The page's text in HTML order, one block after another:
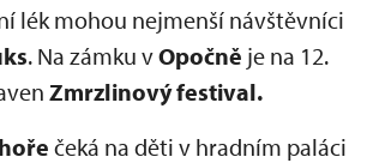
lék mohou nejmenší návštěvníci
. Na zámku vOpočně je na 12.
Zmrzlinový festival.
čeká na děti v hradním paláci